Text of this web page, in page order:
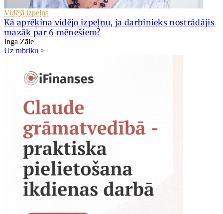
Vidējā izpeļņa
Kā aprēķina vidējo izpeļņu, ja darbinieks nostrādājis
mazāk par 6 mēnešiem?
Inga Zāle
Uz rubriku >